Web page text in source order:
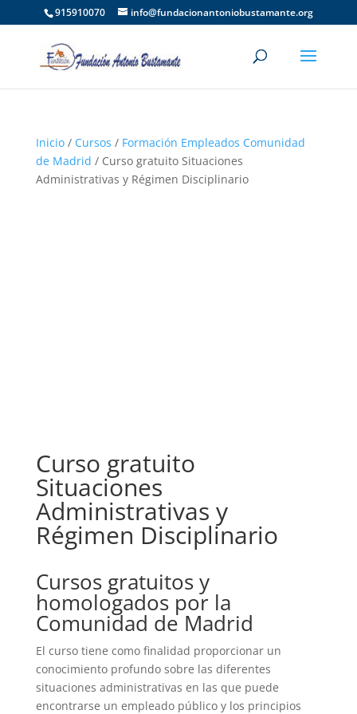
915910070 info@fundacionantoniobustamante.org
Inicio/ Cursos / Formación Empleados Comunidad
de Madrid / Curso gratuito Situaciones
Administrativas y Régimen Disciplinario
Curso gratuito
Situaciones
Administrativas y
Régimen Disciplinario
Cursos gratuitos y
homologados por la
Comunidad de Madrid
El curso tiene como finalidad proporcionar un
conocimiento profundo sobre las diferentes
situaciones administrativas en las que puede
encontrarse un empleado público y los principios